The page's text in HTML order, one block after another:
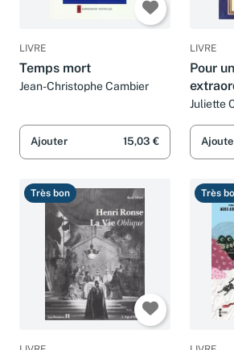
LIVRE
Temps mort
Jean-Christophe Cambier
Ajouter 15,03 €
LIVRE
Pour
Juliette
Très bon Très